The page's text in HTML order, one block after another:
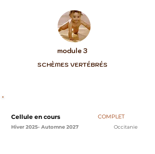
module 3
SCHÈMES VERTÉBRÉS
Cellule en cours
Hiver 2025- Automne 2027
COMPLET
Occitanie